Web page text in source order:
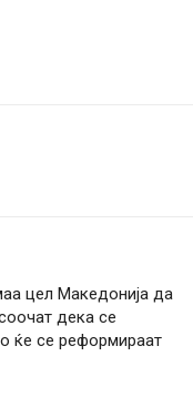
цел Македонија да
дека се
ќе се реформираат